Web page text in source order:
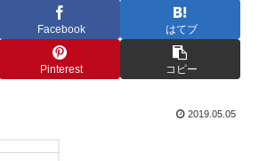
Facebook はてブ
Pinterest コピー
2019.05.05